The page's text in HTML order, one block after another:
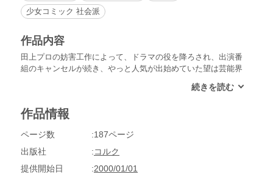
少女コミック 社会派
作品内容
田上プロの妨害工作によって、ドラマの役を降ろされ、出演番
組のキャンセルが続き、やっと人気が出始めていた望は芸能界
やることになった望だったが、そんな時こそ本物の女優を目指
能界を引退した北原麻衣からミュージカル映画の主演の話が持
も無く、途方にくれる望たち…果たして望は再びスポットライ
トをあびることが出来るのか…!?
作品情報
ページ数
187ページ
出版社
コルク
提供開始日
2000/01/01